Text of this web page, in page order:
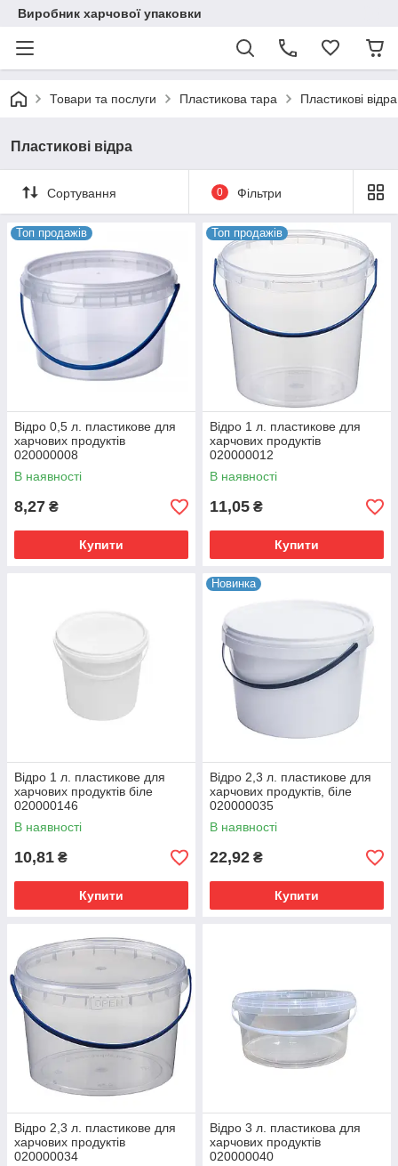
Виробник харчової упаковки
Товари та послуги Пластикова тара Пластикові відра
Пластикові відра
Сортування 0 Фільтри
Топ продажів
Відро 0,5 л. пластикове для
харчових продуктів
020000008
В наявності
8,27 ₴
Купити
Топ продажів
Відро 1 л. пластикове для
харчових продуктів
020000012
В наявності
11,05 ₴
Купити
Відро 1 л. пластикове для
харчових продуктів біле
020000146
В наявності
10,81 ₴
Купити
Новинка
Відро 2,3 л. пластикове для
харчових продуктів, біле
020000035
В наявності
22,92 ₴
Купити
Відро 2,3 л. пластикове для
харчових продуктів
020000034
Відро 3 л. пластикова для
харчових продуктів
020000040